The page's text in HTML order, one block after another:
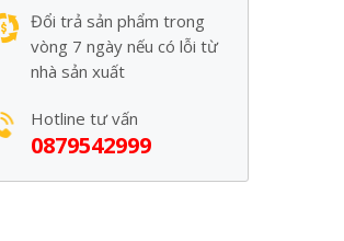
Đổi trả sản phẩm trong
vòng 7 ngày nếu có lỗi từ
nhà sản xuất
Hotline tư vấn
0879542999